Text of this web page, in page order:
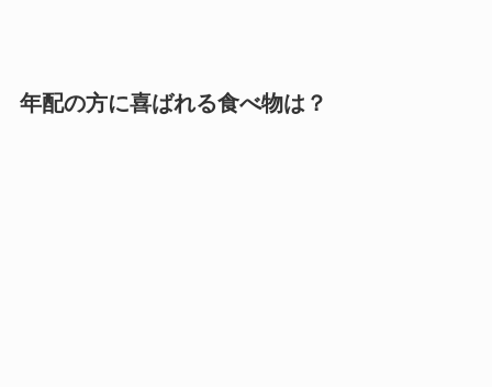
年配の方に喜ばれる食べ物は？